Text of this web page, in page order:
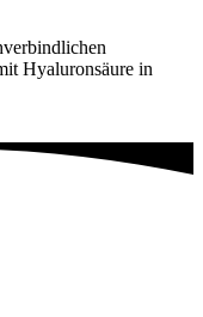
Hyaluronsäure in